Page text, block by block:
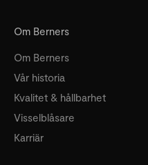
Om Berners
Om Berners
Vår historia
Kvalitet & hållbarhet
Visselblåsare
Karriär